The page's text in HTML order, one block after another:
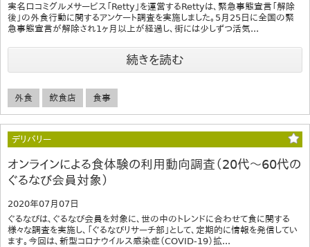
実名口コミグルメサービス「Retty」を運営するRettyは、緊急事態宣言「解除
後」の外食行動に関するアンケート調査を実施しました。5月25日に全国の緊
急事態宣言が解除され1ヶ月以上が経過し、街には少しずつ活気...
続きを読む
外食 飲食店 食事
デリバリー
オンラインによる食体験の利用動向調査（20代～60代の
ぐるなび会員対象）
2020年07月07日
ぐるなびは、ぐるなび会員を対象に、世の中のトレンドに合わせて食に関する
様々な調査を実施し、「ぐるなびリサーチ部」として、定期的に情報を発信してい
ます。今回は、新型コロナウイルス感染症（COVID-19）拡...